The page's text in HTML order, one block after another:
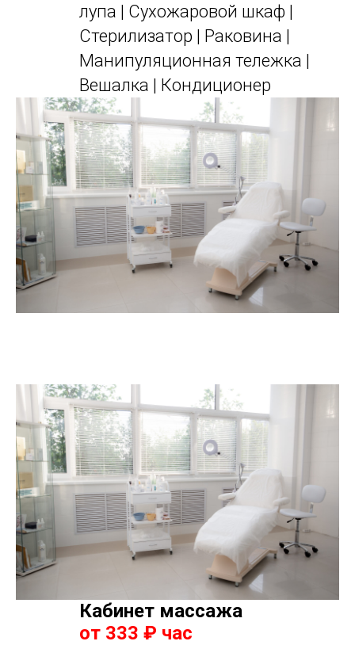
лупа | Сухожаровой шкаф |
Стерилизатор | Раковина |
Манипуляционная тележка |
Вешалка​ | Кондиционер
Кабинет массажа
от 333 ₽ час